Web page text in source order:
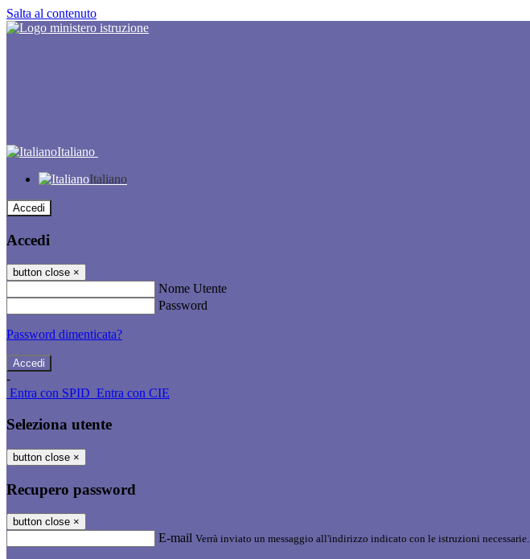
Salta al contenuto
Italiano
Italiano
Accedi
Accedi
button close ×
Nome Utente
Password
Password dimenticata?
-
Entra con SPID Entra con CIE
Seleziona utente
button close ×
Recupero password
button close ×
E-mail Verrà inviato un messaggio all'indirizzo indicato con le istruzioni necessarie.